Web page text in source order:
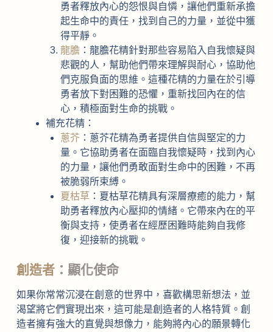
勇者釋放內心的怨恨與自憐，讓他們重新承擔
起生命中的責任，找到自己的力量，並從中獲
得平靜。
龍膽：龍膽花精針對那些容易陷入自我懷疑與
悲觀的人，幫助他們帶來理解與耐心，協助他
們克服負面的思維。這種花精的力量在於引導
勇者放下對困難的恐懼，重新找回內在的信
心，積極面對生命的挑戰。
補充花精：
蔥芥 ：蔥芥花精為勇者提供自信與堅定的力
量。它協助勇者在面臨自我懷疑時，找到內心
的力量，讓他們勇敢面對生命中的困難，不再
被脆弱所束縛。
夏枯草 ：夏枯草花精具有深層療癒的能力，幫
助勇者釋放內心壓抑的情緒。它帶來內在的平
衡與支持，使勇者在經歷困難時能夠自我修
復，迎接新的挑戰。
創造者：顯化使命
如果你常常沉浸在創意的世界中，喜歡構思新想法，並
渴望將它們實現出來，這可能是創造者的人格特質。創
造者擁有強大的直覺與想像力，能夠將內心的願景轉化